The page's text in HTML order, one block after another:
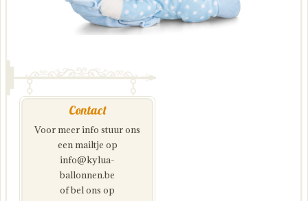
Contact
Voor meer info stuur ons
een mailtje op
info@kylua-
ballonnen.be
of bel ons op